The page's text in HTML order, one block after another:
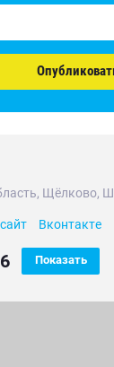
Щёлково,
Вконтакте
Показать